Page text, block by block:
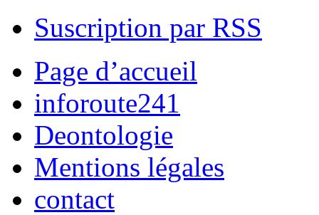
Suscription par RSS
Page d’accueil
inforoute241
Deontologie
Mentions légales
contact